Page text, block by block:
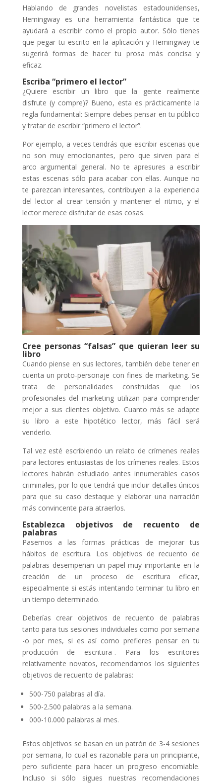
Hablando de grandes novelistas estadounidenses,
Hemingway es una herramienta fantástica que te
ayudará a escribir como el propio autor. Sólo tienes
que pegar tu escrito en la aplicación y Hemingway te
sugerirá formas de hacer tu prosa más concisa y
eficaz.
Escriba “primero el lector”
¿Quiere escribir un libro que la gente realmente
disfrute (y compre)? Bueno, esta es prácticamente la
regla fundamental: Siempre debes pensar en tu público
y tratar de escribir “primero el lector”.
Por ejemplo, a veces tendrás que escribir escenas que
no son muy emocionantes, pero que sirven para el
arco argumental general. No te apresures a escribir
estas escenas sólo para acabar con ellas. Aunque no
te parezcan interesantes, contribuyen a la experiencia
del lector al crear tensión y mantener el ritmo, y el
lector merece disfrutar de esas cosas.
Cree personas “falsas” que quieran leer su
libro
Cuando piense en sus lectores, también debe tener en
cuenta un proto-personaje con fines de marketing. Se
trata de personalidades construidas que los
profesionales del marketing utilizan para comprender
mejor a sus clientes objetivo. Cuanto más se adapte
su libro a este hipotético lector, más fácil será
venderlo.
Tal vez esté escribiendo un relato de crímenes reales
para lectores entusiastas de los crímenes reales. Estos
lectores habrán estudiado antes innumerables casos
criminales, por lo que tendrá que incluir detalles únicos
para que su caso destaque y elaborar una narración
más convincente para atraerlos.
Establezca objetivos de recuento de
palabras
Pasemos a las formas prácticas de mejorar tus
hábitos de escritura. Los objetivos de recuento de
palabras desempeñan un papel muy importante en la
creación de un proceso de escritura eficaz,
especialmente si estás intentando terminar tu libro en
un tiempo determinado.
Deberías crear objetivos de recuento de palabras
tanto para tus sesiones individuales como por semana
-o por mes, si es así como prefieres pensar en tu
producción de escritura-. Para los escritores
relativamente novatos, recomendamos los siguientes
objetivos de recuento de palabras:
500-750 palabras al día.
500-2.500 palabras a la semana.
000-10.000 palabras al mes.
Estos objetivos se basan en un patrón de 3-4 sesiones
por semana, lo cual es razonable para un principiante,
pero suficiente para hacer un progreso encomiable.
Incluso si sólo sigues nuestras recomendaciones